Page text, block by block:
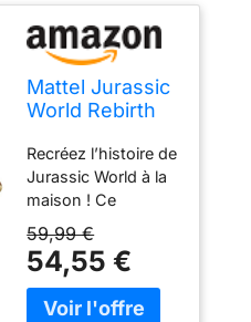
Mattel Jurassic
World Rebirth
Distortus Rex
Rumble N
Rampage
Recréez l’histoire de
Jurassic World à la
maison ! Ce
Distortus Rex
Combat ultime
vous plonge dans
l’action et les
frissons de Jurassic
59,99 €
54,55 €